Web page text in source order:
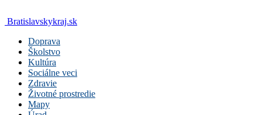
Bratislavskykraj.sk
Doprava
Školstvo
Kultúra
Sociálne veci
Zdravie
Životné prostredie
Mapy